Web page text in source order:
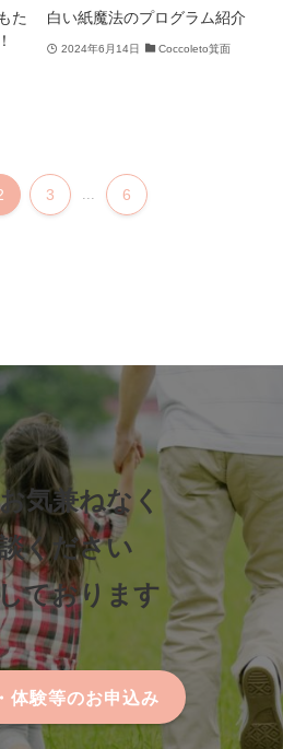
た
白い紙魔法のプログラム紹介
2024年6月14日 Coccoleto箕面
3 ... 6
気兼ねなく
ください
ております
体験等のお申込み